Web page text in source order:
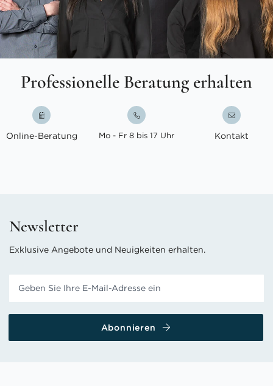
Professionelle Beratung erhalten
Online-Beratung Mo - Fr 8 bis 17 Uhr Kontakt
Newsletter
Exklusive Angebote und Neuigkeiten erhalten.
Abonnieren